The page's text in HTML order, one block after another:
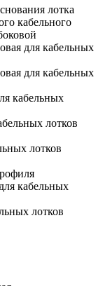
лотка
кабельного
для кабельных
для кабельных
кабельных
лотков
лотков
кабельных
лотков